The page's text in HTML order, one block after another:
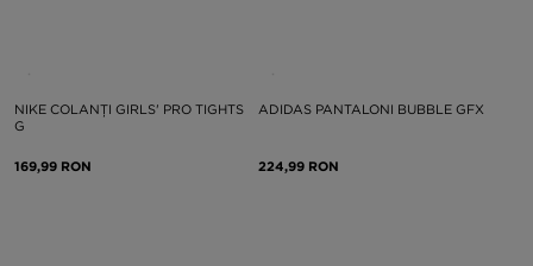
NIKE COLANȚI GIRLS' PRO TIGHTS
G
169,99 RON
ADIDAS PANTALONI BUBBLE GFX
224,99 RON